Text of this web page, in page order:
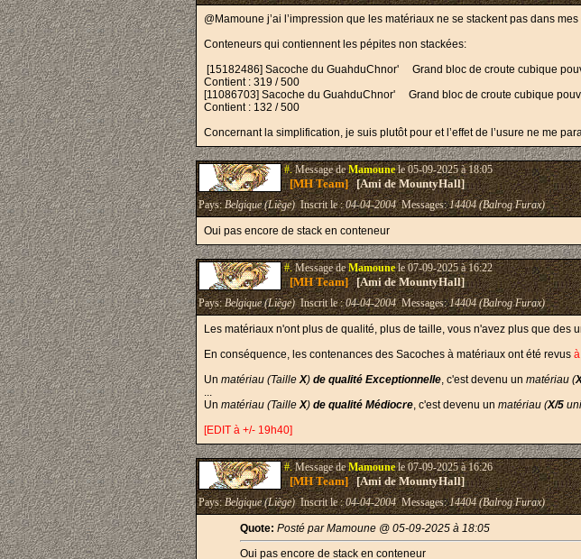
@Mamoune j’ai l’impression que les matériaux ne se stackent pas dans
Conteneurs qui contiennent les pépites non stackées:
[15182486] Sacoche du GuahduChnor' Grand bloc de croute cubique
Contient : 319 / 500
[11086703] Sacoche du GuahduChnor' Grand bloc de croute cubique
Contient : 132 / 500
Concernant la simplification, je suis plutôt pour et l’effet de l’usure ne me
#.Message deMamounele 05-09-2025 à 18:05
[MH Team][Ami de MountyHall]
Pays:Belgique (Liège)Inscrit le :04-04-2004Messages:14404 (Balrog Furax)
Oui pas encore de stack en conteneur
#.Message deMamounele 07-09-2025 à 16:22
[MH Team][Ami de MountyHall]
Pays:Belgique (Liège)Inscrit le :04-04-2004Messages:14404 (Balrog Furax)
Les matériaux n'ont plus de qualité, plus de taille, vous n'avez plus que des
En conséquence, les contenances des Sacoches à matériaux ont été revus
Un matériau (TailleX) de qualité Exceptionnelle, c'est devenu un matériau (
...
Un matériau (TailleX) de qualité Médiocre, c'est devenu un matériau (X/5
[EDIT à +/- 19h40]
#.Message deMamounele 07-09-2025 à 16:26
[MH Team][Ami de MountyHall]
Pays:Belgique (Liège)Inscrit le :04-04-2004Messages:14404 (Balrog Furax)
Quote: Posté par Mamoune @ 05-09-2025 à 18:05
Oui pas encore de stack en conteneur